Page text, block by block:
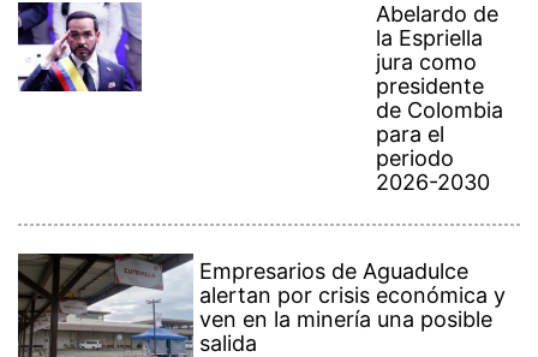
Abelardo de
la Espriella
jura como
presidente
de Colombia
para el
periodo
2026-2030
Empresarios de Aguadulce
alertan por crisis económica y
ven en la minería una posible
salida